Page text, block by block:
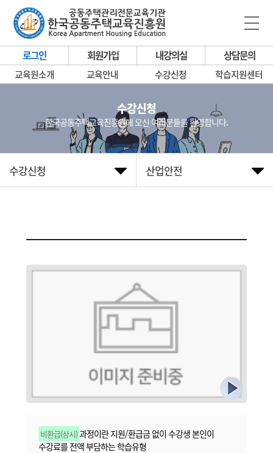
로그인 회원가입 내강의실 상담문의
교육원소개 교육안내 수강신청 학습지원센터
수강신청
한국공동주택교육진흥원에 오신 여러분들을 환영합니다.
수강신청 산업안전
비환급(상시)과정이란 지원/환급금 없이 수강생 본인이
수강료를 전액 부담하는 학습유형